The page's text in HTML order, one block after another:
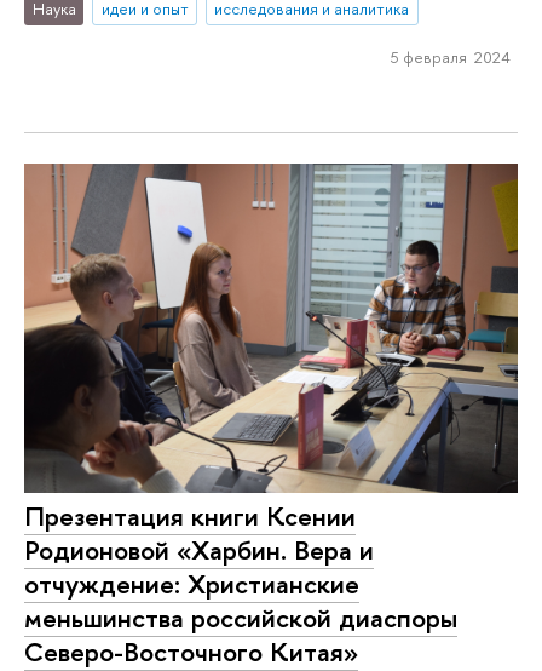
Наука идеи и опыт исследования и аналитика
5 февраля 2024
Презентация книги Ксении
Родионовой «Харбин. Вера и
отчуждение: Христианские
меньшинства российской диаспоры
Северо-Восточного Китая»